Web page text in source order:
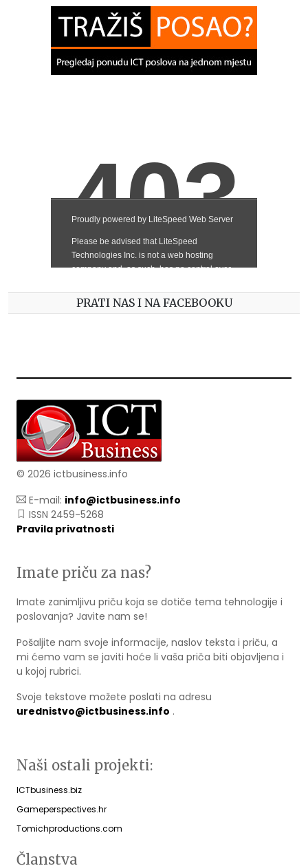
PRATI NAS I NA FACEBOOKU
© 2026 ictbusiness.info
E-mail: info@ictbusiness.info
ISSN 2459-5268
Pravila privatnosti
Imate priču za nas?
Imate zanimljivu priču koja se dotiče tema tehnologije i
poslovanja? Javite nam se!
Pošaljite nam svoje informacije, naslov teksta i priču, a
mi ćemo vam se javiti hoće li vaša priča biti objavljena i
u kojoj rubrici.
Svoje tekstove možete poslati na adresu
urednistvo@ictbusiness.info .
Naši ostali projekti:
ICTbusiness.biz
Gameperspectives.hr
Tomichproductions.com
Članstva